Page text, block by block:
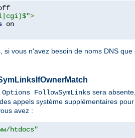
>
si vous n'avez besoin de noms DNS
Options FollowSymLinks sera
appels système supplémentaires
avez :
htdocs"